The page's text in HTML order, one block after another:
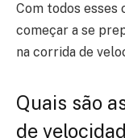
Com todos esses
começar a se
na corrida de
Quais são
de